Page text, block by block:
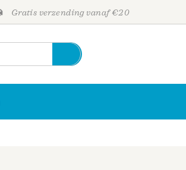
Gratis verzending vanaf €20
Personen